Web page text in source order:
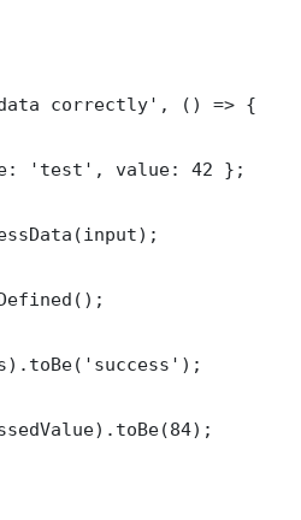
correctly', () => {
'test', value: 42 };